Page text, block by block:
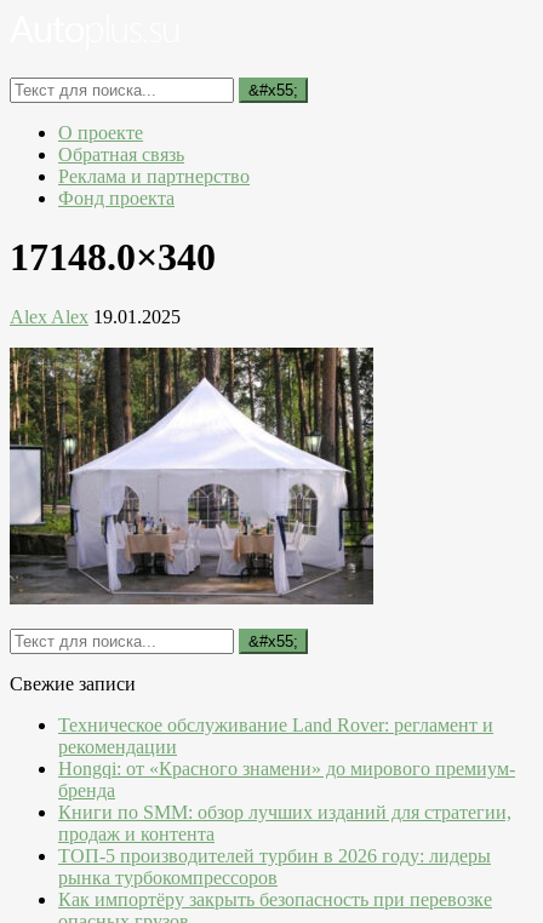
О проекте
Обратная связь
Реклама и партнерство
Фонд проекта
17148.0×340
Alex Alex 19.01.2025
Свежие записи
Техническое обслуживание Land Rover: регламент и
рекомендации
Hongqi: от «Красного знамени» до мирового премиум-
бренда
Книги по SMM: обзор лучших изданий для стратегии,
продаж и контента
ТОП-5 производителей турбин в 2026 году: лидеры
рынка турбокомпрессоров
Как импортёру закрыть безопасность при перевозке